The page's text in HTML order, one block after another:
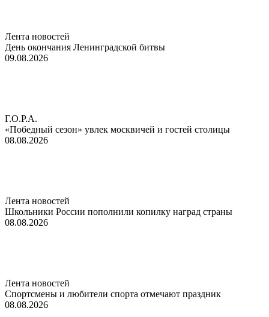
Лента новостей
День окончания Ленинградской битвы
09.08.2026
Г.О.Р.А.
«Победный сезон» увлек москвичей и гостей столицы
08.08.2026
Лента новостей
Школьники России пополнили копилку наград страны
08.08.2026
Лента новостей
Спортсмены и любители спорта отмечают праздник
08.08.2026